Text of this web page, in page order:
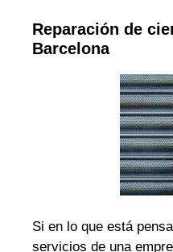
Reparación de
Barcelona
Si en lo que está
servicios de una